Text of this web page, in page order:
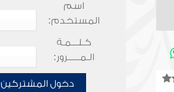
اسم
المستخدم:
كـلـــمـة
الـمـــــرور:
دخول المشتركين